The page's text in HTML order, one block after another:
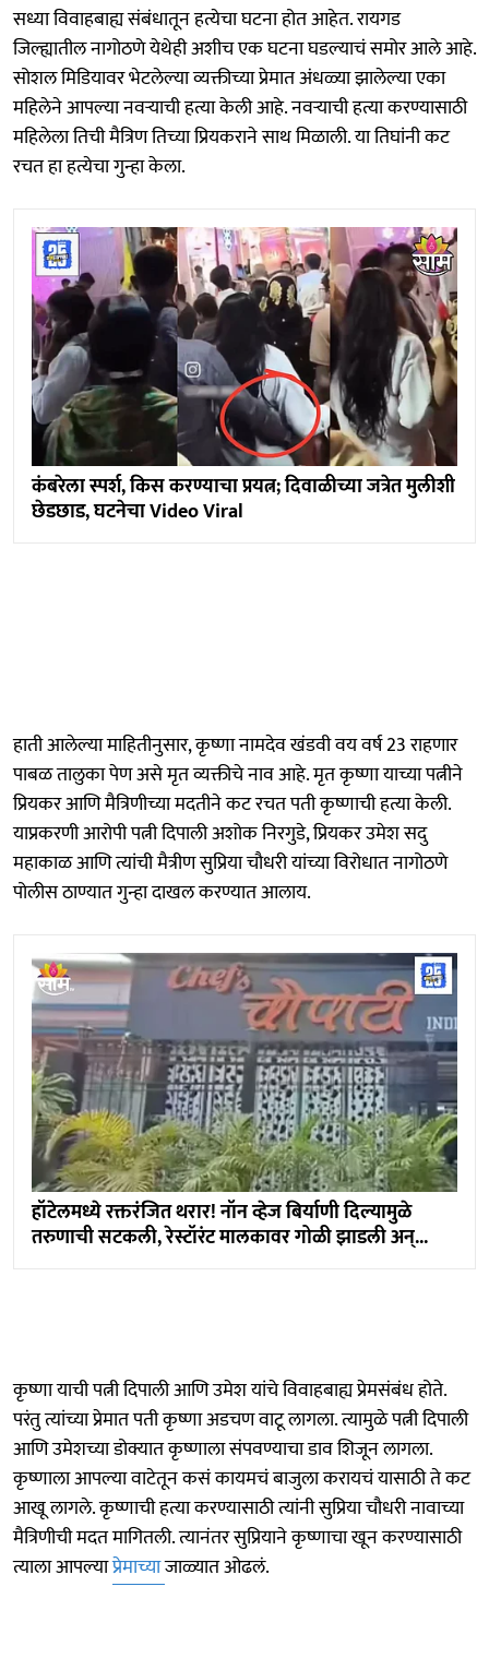
सध्या विवाहबाह्य संबंधातून हत्येचा घटना होत आहेत. रायगड
जिल्ह्यातील नागोठणे येथेही अशीच एक घटना घडल्याचं समोर आले आहे.
सोशल मिडियावर भेटलेल्या व्यक्तीच्या प्रेमात अंधळ्या झालेल्या एका
महिलेने आपल्या नवऱ्याची हत्या केली आहे. नवऱ्याची हत्या करण्यासाठी
महिलेला तिची मैत्रिण तिच्या प्रियकराने साथ मिळाली. या तिघांनी कट
रचत हा हत्येचा गुन्हा केला.
कंबरेला स्पर्श, किस करण्याचा प्रयत्न; दिवाळीच्या जत्रेत मुलीशी
छेडछाड, घटनेचा Video Viral
हाती आलेल्या माहितीनुसार, कृष्णा नामदेव खंडवी वय वर्ष 23 राहणार
पाबळ तालुका पेण असे मृत व्यक्तीचे नाव आहे. मृत कृष्णा याच्या पत्नीने
प्रियकर आणि मैत्रिणीच्या मदतीने कट रचत पती कृष्णाची हत्या केली.
याप्रकरणी आरोपी पत्नी दिपाली अशोक निरगुडे, प्रियकर उमेश सदु
महाकाळ आणि त्यांची मैत्रीण सुप्रिया चौधरी यांच्या विरोधात नागोठणे
पोलीस ठाण्यात गुन्हा दाखल करण्यात आलाय.
हॉटेलमध्ये रक्तरंजित थरार! नॉन व्हेज बिर्याणी दिल्यामुळे
तरुणाची सटकली, रेस्टॉरंट मालकावर गोळी झाडली अन्...
कृष्णा याची पत्नी दिपाली आणि उमेश यांचे विवाहबाह्य प्रेमसंबंध होते.
परंतु त्यांच्या प्रेमात पती कृष्णा अडचण वाटू लागला. त्यामुळे पत्नी दिपाली
आणि उमेशच्या डोक्यात कृष्णाला संपवण्याचा डाव शिजून लागला.
कृष्णाला आपल्या वाटेतून कसं कायमचं बाजुला करायचं यासाठी ते कट
आखू लागले. कृष्णाची हत्या करण्यासाठी त्यांनी सुप्रिया चौधरी नावाच्या
मैत्रिणीची मदत मागितली. त्यानंतर सुप्रियाने कृष्णाचा खून करण्यासाठी
त्याला आपल्याप्रेमाच्याजाळ्यात ओढलं.